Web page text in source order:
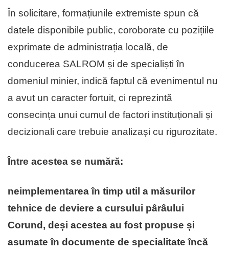
În solicitare, formațiunile extremiste spun că
datele disponibile public, coroborate cu pozițiile
exprimate de administrația locală, de
conducerea SALROM și de specialiști în
domeniul minier, indică faptul că evenimentul nu
a avut un caracter fortuit, ci reprezintă
consecința unui cumul de factori instituționali și
decizionali care trebuie analizași cu rigurozitate.
Între acestea se numără:
neimplementarea în timp util a măsurilor
tehnice de deviere a cursului pârâului
Corund, deși acestea au fost propuse și
asumate în documente de specialitate încă